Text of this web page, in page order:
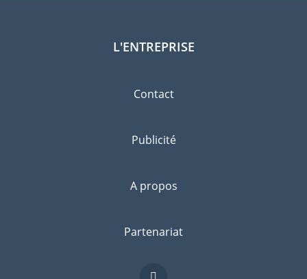
L'ENTREPRISE
Contact
Publicité
A propos
Partenariat